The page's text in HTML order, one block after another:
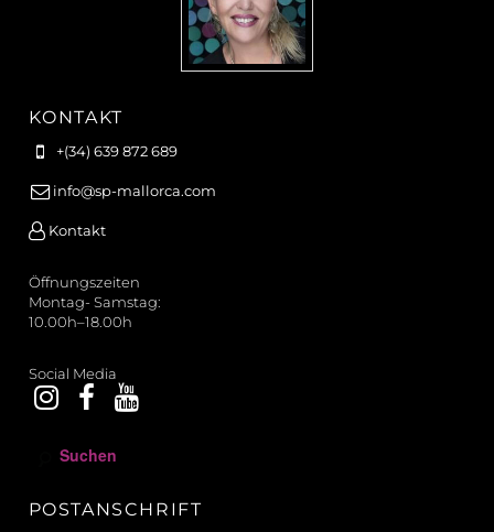
KONTAKT
+(34) 639 872 689
info@sp-mallorca.com
Kontakt
Öffnungszeiten
Montag- Samstag:
10.00h–18.00h
Social Media
h
POSTANSCHRIFT